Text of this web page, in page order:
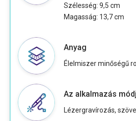
Szélesség: 9,5 cm
Magasság: 13,7 cm
Anyag
Élelmiszer minőségű
Az alkalmazás
Lézergravírozás,